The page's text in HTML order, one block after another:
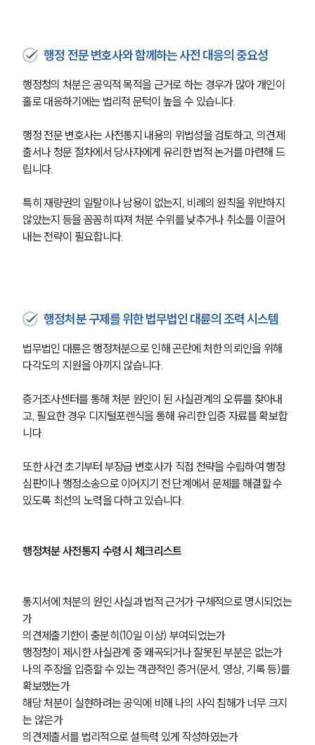
업무사례
주요 업무사례
사례분석/최신동향
법률지식인
고객후기
업무분야
헌법·행정·규제·개혁그룹 업무
행정전문변호사
소식/자료
언론보도
공지사항
법률 블로그
세미나
대륜법률상담예약
행정 전문 변호사와 함께하는 사전 대응의 중요성
행정청의 처분은 공익적 목적을 근거로 하는 경우가 많아 개인이
홀로 대응하기에는 법리적 문턱이 높을 수 있습니다.
행정 전문 변호사는 사전통지 내용의 위법성을 검토하고, 의견제
출서나 청문 절차에서 당사자에게 유리한 법적 논거를 마련해 드
립니다.
특히 재량권의 일탈이나 남용이 없는지, 비례의 원칙을 위반하지
않았는지 등을 꼼꼼히 따져 처분 수위를 낮추거나 취소를 이끌어
내는 전략이 필요합니다.
행정처분 구제를 위한 법무법인 대륜의 조력 시스템
법무법인 대륜은 행정처분으로 인해 곤란에 처한 의뢰인을 위해
다각도의 지원을 아끼지 않습니다.
증거조사센터를 통해 처분 원인이 된 사실관계의 오류를 찾아내
고, 필요한 경우 디지털포렌식을 통해 유리한 입증 자료를 확보합
니다.
또한 사건 초기부터 부장급 변호사가 직접 전략을 수립하여 행정
심판이나 행정소송으로 이어지기 전 단계에서 문제를 해결할 수
있도록 최선의 노력을 다하고 있습니다.
행정처분 사전통지 수령 시 체크리스트
통지서에 처분의 원인 사실과 법적 근거가 구체적으로 명시되었는
가
의견제출기한이 충분히(10일 이상) 부여되었는가
행정청이 제시한 사실관계 중 왜곡되거나 잘못된 부분은 없는가
나의 주장을 입증할 수 있는 객관적인 증거(문서, 영상, 기록 등)를
확보했는가
해당 처분이 실현하려는 공익에 비해 나의 사익 침해가 너무 크지
는 않은가
의견제출서를 법리적으로 설득력 있게 작성하였는가